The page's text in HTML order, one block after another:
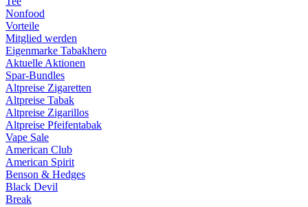
Nonfood
Vorteile
Mitglied werden
Eigenmarke Tabakhero
Aktuelle Aktionen
Spar-Bundles
Altpreise Zigaretten
Altpreise Tabak
Altpreise Zigarillos
Altpreise Pfeifentabak
Vape Sale
American Club
American Spirit
Benson & Hedges
Black Devil
Break